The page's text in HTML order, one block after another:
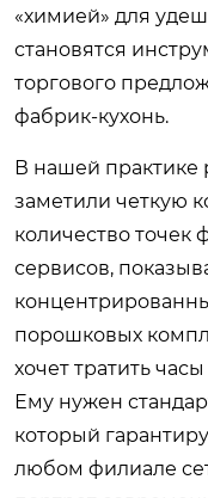
«химией» для
становятся
торгового
фабрик-кухонь.
В нашей практике
заметили четкую
количество точек
сервисов,
порошковых
хочет тратить
Ему нужен
который
любом филиале